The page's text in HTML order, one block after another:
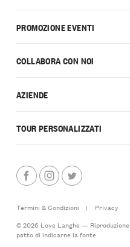
PROMOZIONE EVENTI
COLLABORA CON NOI
AZIENDE
TOUR PERSONALIZZATI
Termini & Condizioni |
Privacy
© 2026 Love Langhe —
patto di indicarne la fonte